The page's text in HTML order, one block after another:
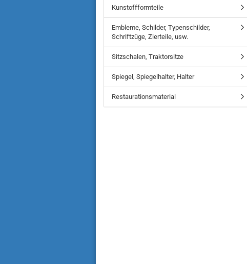
Kunstoffformteile
Embleme, Schilder, Typenschilder,
Schriftzüge, Zierteile, usw.
Sitzschalen, Traktorsitze
Spiegel, Spiegelhalter, Halter
Restaurationsmaterial